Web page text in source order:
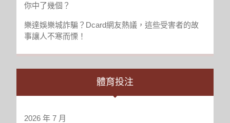
你中了幾個？
樂達娛樂城詐騙？Dcard網友熱議，這些受害者的故
事讓人不寒而慄！
體育投注
2026 年 7 月